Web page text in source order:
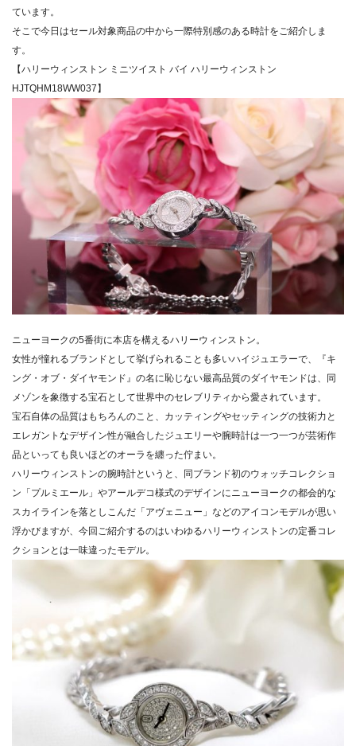
ています。
そこで今日はセール対象商品の中から一際特別感のある時計をご紹介しま
す。
【ハリーウィンストン ミニツイスト バイ ハリーウィンストン
HJTQHM18WW037】
ニューヨークの5番街に本店を構えるハリーウィンストン。
女性が憧れるブランドとして挙げられることも多いハイジュエラーで、『キ
ング・オブ・ダイヤモンド』 の名に恥じない最高品質のダイヤモンドは、 同
メゾンを象徴する宝石として世界中のセレブリティから愛されています。
宝石自体の品質はもちろんのこと、カッティングやセッティングの技術力と
エレガントなデザイン性が融合したジュエリーや腕時計は一つ一つが芸術作
品といっても良いほどのオーラを纏った佇まい。
ハリーウィンストンの腕時計というと、 同ブランド初のウォッチコレクショ
ン「プルミエール」 やアールデコ様式のデザインにニューヨークの都会的な
スカイライ ンを落としこんだ「アヴェニュー」 などのアイコンモデルが思い
浮かびますが、 今回ご紹介するのはいわゆるハリーウィンストンの定番コレ
クショ ンとは一味違ったモデル。